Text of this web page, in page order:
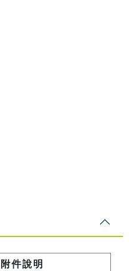
附件說明